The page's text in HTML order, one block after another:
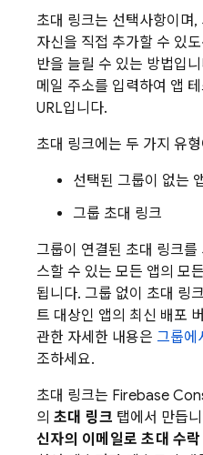
초대 링크는 선택사항이며,
자신을 직접 추가할 수 있
반을 늘릴 수 있는 방법입
메일 주소를 입력하여 앱
URL입니다.
초대 링크에는 두 가지 유
선택된 그룹이 없는
그룹 초대 링크
그룹이 연결된 초대 링크를
스할 수 있는 모든 앱의 모
됩니다. 그룹 없이 초대 링
트 대상인 앱의 최신 배포
관한 자세한 내용은 그룹에
조하세요.
초대 링크는 Firebase
의 초대 링크 탭에서 만듭
신자의 이메일로 초대 수